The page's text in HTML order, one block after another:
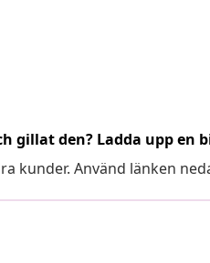
gillat den? Ladda upp en
kunder. Använd länken